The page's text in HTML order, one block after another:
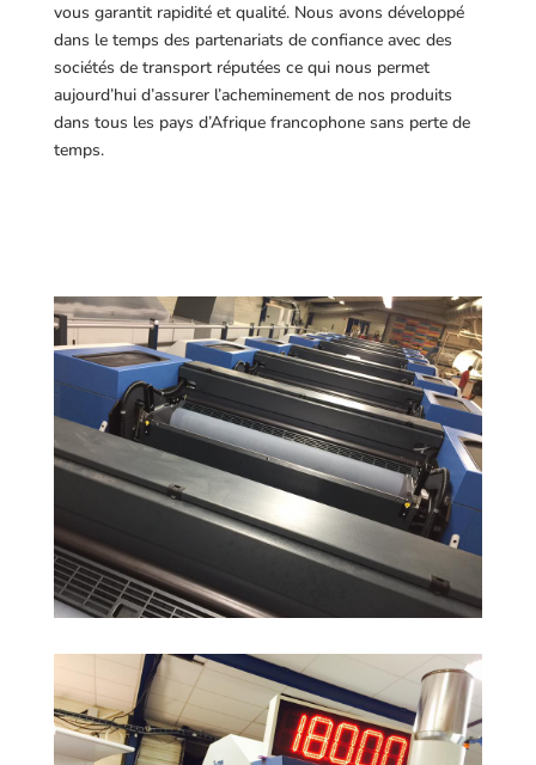
vous garantit rapidité et qualité. Nous avons développé
dans le temps des partenariats de confiance avec des
sociétés de transport réputées ce qui nous permet
aujourd’hui d’assurer l’acheminement de nos produits
dans tous les pays d’Afrique francophone sans perte de
temps.